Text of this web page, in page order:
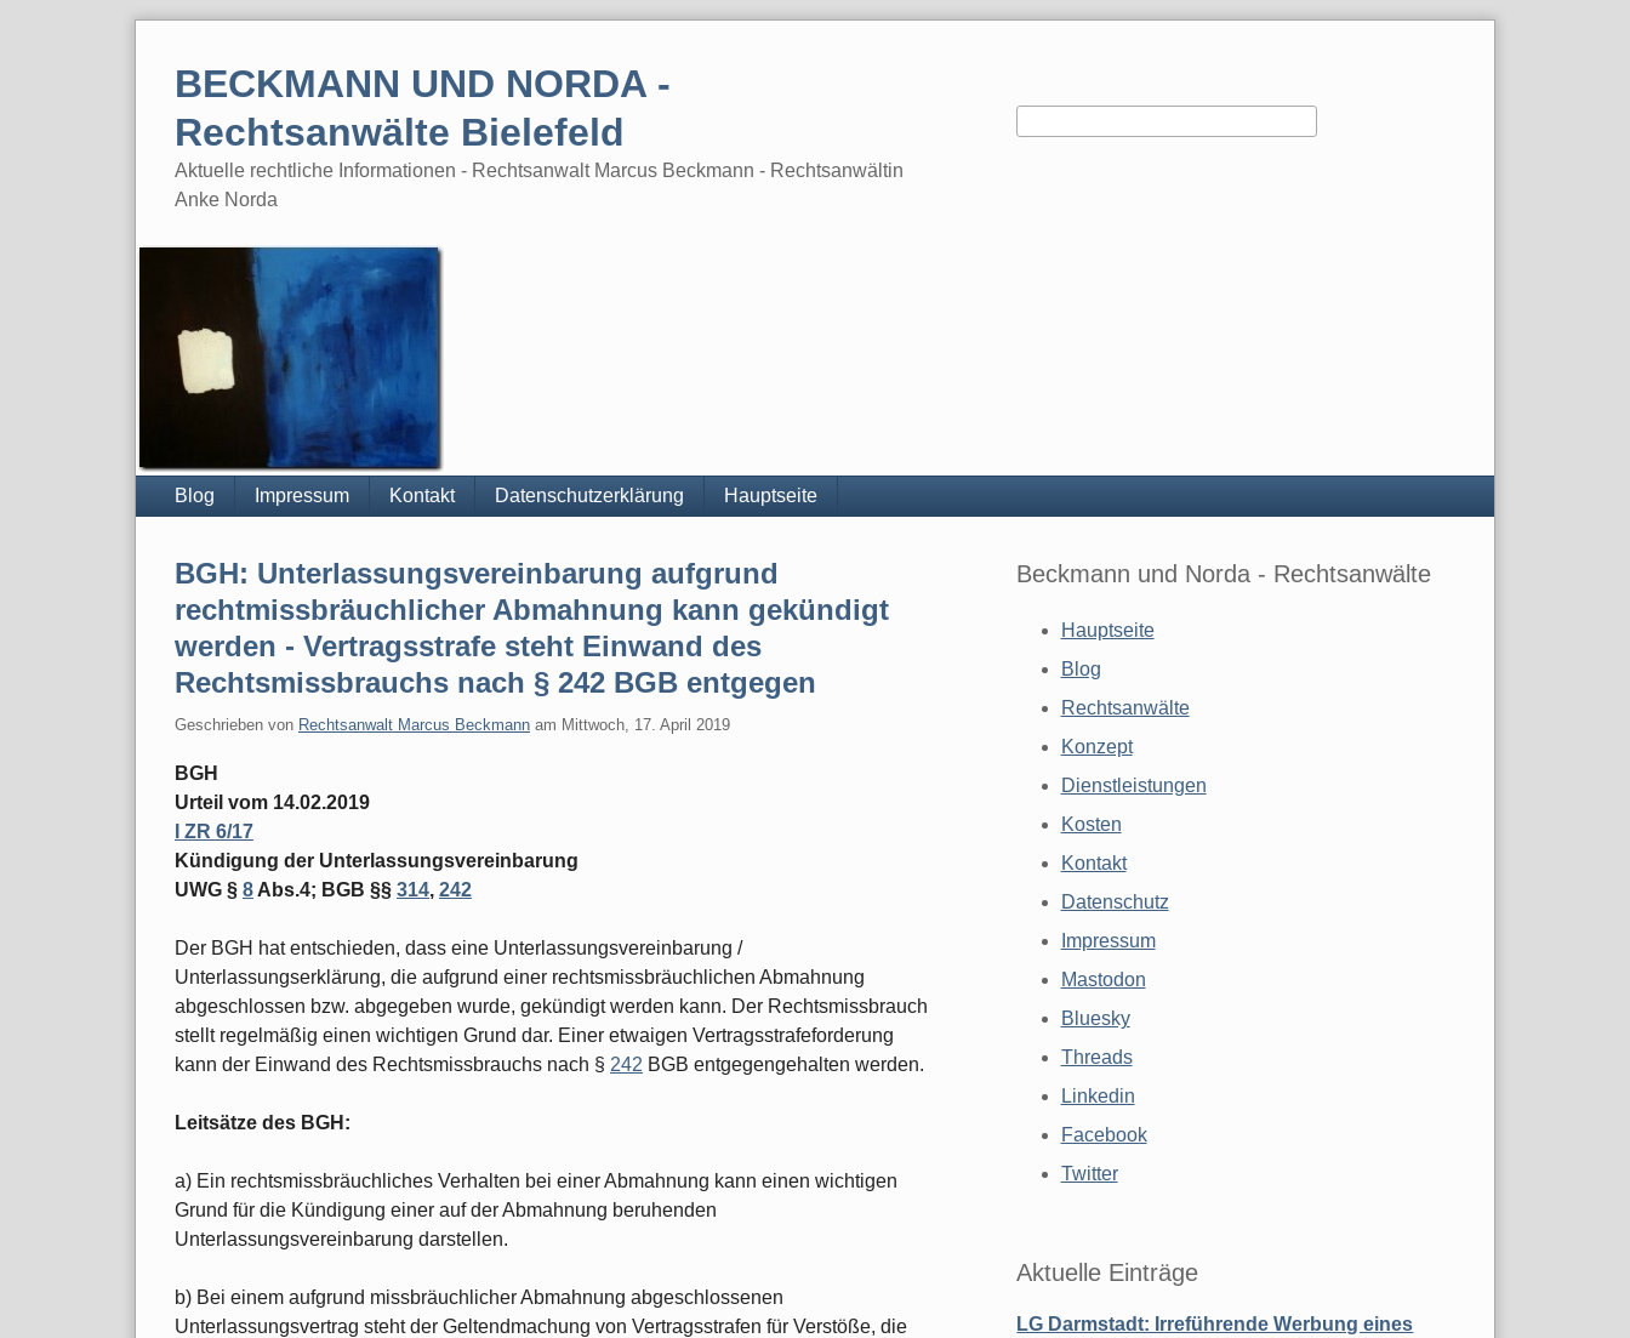
BECKMANN UND NORDA -
Rechtsanwälte Bielefeld
Aktuelle rechtliche Informationen - Rechtsanwalt Marcus Beckmann - Rechtsanwältin
Anke Norda
Blog Impressum Kontakt Datenschutzerklärung Hauptseite
BGH: Unterlassungsvereinbarung aufgrund
rechtmissbräuchlicher Abmahnung kann gekündigt
werden - Vertragsstrafe steht Einwand des
Rechtsmissbrauchs nach § 242 BGB entgegen
Geschrieben von Rechtsanwalt Marcus Beckmann am Mittwoch, 17. April 2019
BGH
Urteil vom 14.02.2019
I ZR 6/17
Kündigung der Unterlassungsvereinbarung
UWG § 8 Abs.4; BGB §§ 314, 242
Der BGH hat entschieden, dass eine Unterlassungsvereinbarung /
Unterlassungserklärung, die aufgrund einer rechtsmissbräuchlichen Abmahnung
abgeschlossen bzw. abgegeben wurde, gekündigt werden kann. Der Rechtsmissbrauch
stellt regelmäßig einen wichtigen Grund dar. Einer etwaigen Vertragsstrafeforderung
kann der Einwand des Rechtsmissbrauchs nach § 242 BGB entgegengehalten werden.
Leitsätze des BGH:
a) Ein rechtsmissbräuchliches Verhalten bei einer Abmahnung kann einen wichtigen
Grund für die Kündigung einer auf der Abmahnung beruhenden
Unterlassungsvereinbarung darstellen.
b) Bei einem aufgrund missbräuchlicher Abmahnung abgeschlossenen
Unterlassungsvertrag steht der Geltendmachung von Vertragsstrafen für Verstöße, die
Beckmann und Norda - Rechtsanwälte
Hauptseite
Blog
Rechtsanwälte
Konzept
Dienstleistungen
Kosten
Kontakt
Datenschutz
Impressum
Mastodon
Bluesky
Threads
Linkedin
Facebook
Twitter
Aktuelle Einträge
LG Darmstadt: Irreführende Werbung eines